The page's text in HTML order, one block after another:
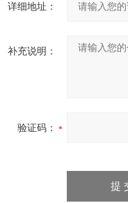
详细地址：
补充说明：
验证码：